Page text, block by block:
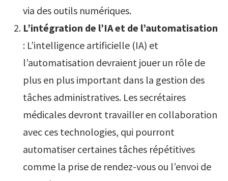
via des outils numériques.
L’intégration de l’IA et de l’automatisation
: L’intelligence artificielle (IA) et
l’automatisation devraient jouer un rôle de
plus en plus important dans la gestion des
tâches administratives. Les secrétaires
médicales devront travailler en collaboration
avec ces technologies, qui pourront
automatiser certaines tâches répétitives
comme la prise de rendez-vous ou l’envoi de